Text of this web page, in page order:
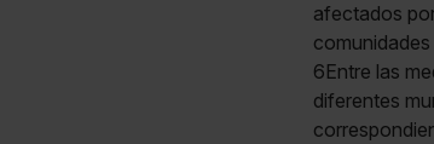
afectados
6Entre las
diferentes